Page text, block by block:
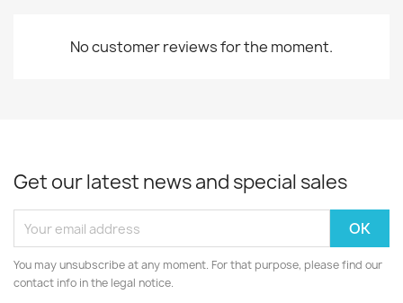
No customer reviews for the moment.
Get our latest news and special sales
You may unsubscribe at any moment. For that purpose, please find our
contact info in the legal notice.